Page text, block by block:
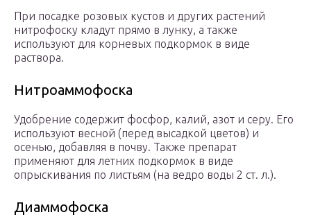
При посадке розовых кустов и других растений
нитрофоску кладут прямо в лунку, а также
используют для корневых подкормок в виде
раствора.
Нитроаммофоска
Удобрение содержит фосфор, калий, азот и серу. Его
используют весной (перед высадкой цветов) и
осенью, добавляя в почву. Также препарат
применяют для летних подкормок в виде
опрыскивания по листьям (на ведро воды 2 ст. л.).
Диаммофоска